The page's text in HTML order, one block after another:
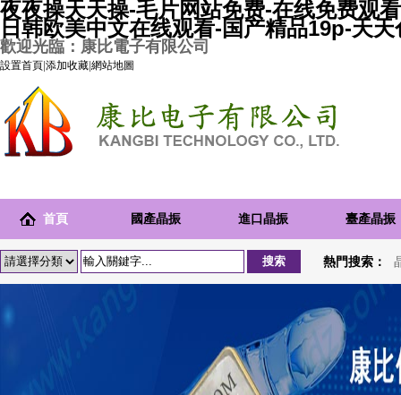
夜夜操天天操-毛片网站免费-在线免费观
日韩欧美中文在线观看-国产精品19p-天
歡迎光臨：康比電子有限公司
設置首頁 添加收藏 網站地圖
首頁 國產晶振 進口晶振 臺產晶振
熱門搜索：